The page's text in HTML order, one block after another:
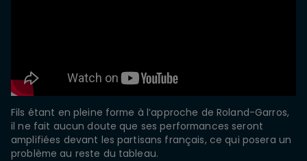
Fils étant en pleine forme à l’approche de Roland-Garros,
il ne fait aucun doute que ses performances seront
amplifiées devant les partisans français, ce qui posera un
problème au reste du tableau.